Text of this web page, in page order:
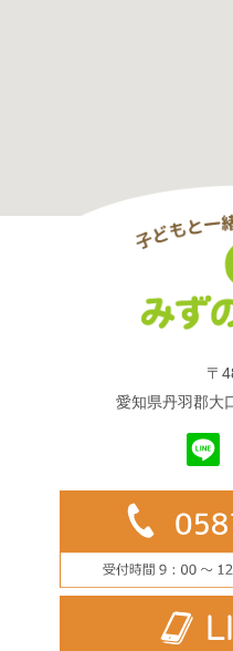
〒
愛知県丹羽郡大